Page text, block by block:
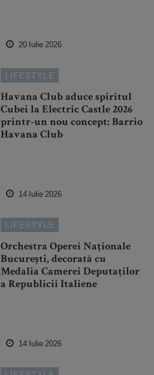
20 Iulie 2026
LIFESTYLE
Havana Club aduce spiritul
Cubei la Electric Castle 2026
printr-un nou concept: Barrio
Havana Club
14 Iulie 2026
LIFESTYLE
Orchestra Operei Naționale
București, decorată cu
Medalia Camerei Deputaților
a Republicii Italiene
14 Iulie 2026